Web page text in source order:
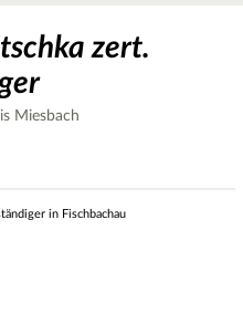
zert.
Miesbach